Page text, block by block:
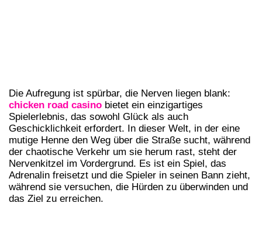
Die Aufregung ist spürbar, die Nerven liegen blank:
chicken road casino bietet ein einzigartiges
Spielerlebnis, das sowohl Glück als auch
Geschicklichkeit erfordert. In dieser Welt, in der eine
mutige Henne den Weg über die Straße sucht, während
der chaotische Verkehr um sie herum rast, steht der
Nervenkitzel im Vordergrund. Es ist ein Spiel, das
Adrenalin freisetzt und die Spieler in seinen Bann zieht,
während sie versuchen, die Hürden zu überwinden und
das Ziel zu erreichen.